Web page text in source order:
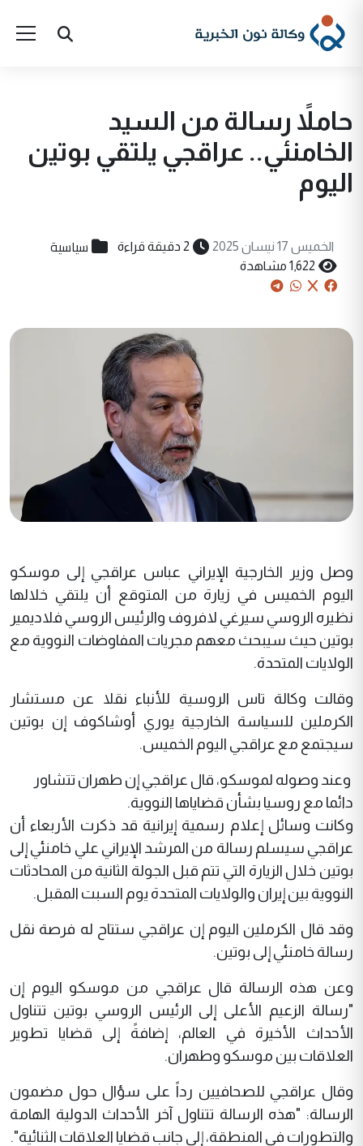
حاملاً رسالة من السيد
الخامنئي.. عراقجي يلتقي بوتين
اليوم
الخميس 17 نيسان 2025 2 دقيقة قراءة سياسية
1,622 مشاهدة
وصل وزير الخارجية الإيراني عباس عراقجي إلى موسكو
اليوم الخميس في زيارة من المتوقع أن يلتقي خلالها
نظيره الروسي سيرغي لافروف والرئيس الروسي فلاديمير
بوتين حيث سيبحث معهم مجريات المفاوضات النووية مع
الولايات المتحدة.
وقالت وكالة تاس الروسية للأنباء نقلا عن مستشار
الكرملين للسياسة الخارجية يوري أوشاكوف إن بوتين
سيجتمع مع عراقجي اليوم الخميس.
وعند وصوله لموسكو، قال عراقجي إن طهران تتشاور
دائما مع روسيا بشأن قضاياها النووية.
وكانت وسائل إعلام رسمية إيرانية قد ذكرت الأربعاء أن
عراقجي سيسلم رسالة من المرشد الإيراني علي خامنئي إلى
بوتين خلال الزيارة التي تتم قبل الجولة الثانية من المحادثات
النووية بين إيران والولايات المتحدة يوم السبت المقبل.
وقد قال الكرملين اليوم إن عراقجي ستتاح له فرصة نقل
رسالة خامنئي إلى بوتين.
وعن هذه الرسالة قال عراقجي من موسكو اليوم إن
"رسالة الزعيم الأعلى إلى الرئيس الروسي بوتين تتناول
الأحداث الأخيرة في العالم، إضافةً إلى قضايا تطوير
العلاقات بين موسكو وطهران.
وقال عراقجي للصحافيين رداً على سؤال حول مضمون
الرسالة: "هذه الرسالة تتناول آخر الأحداث الدولية الهامة
والتطورات في المنطقة، إلى جانب قضايا العلاقات الثنائية".